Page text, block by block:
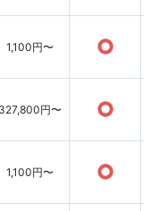
1,100円〜 ○
327,800円〜 ○
1,100円〜 ○